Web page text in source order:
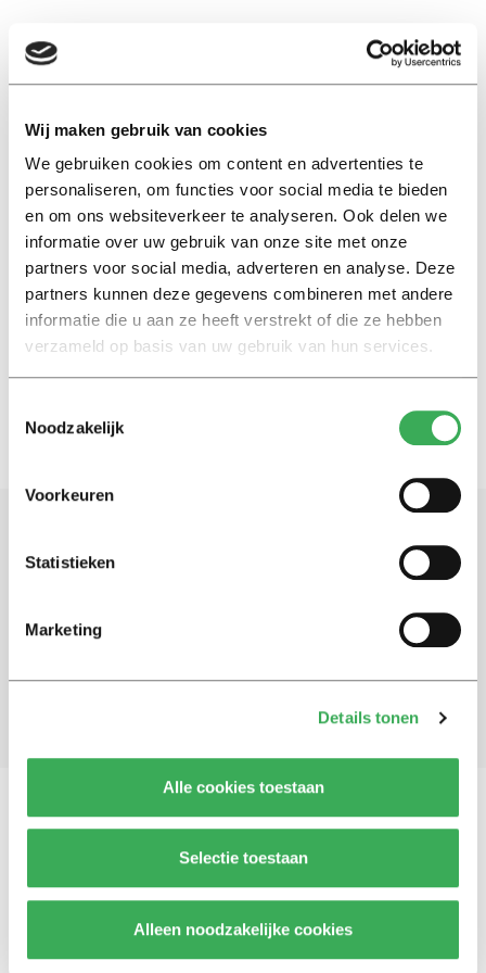
Wij maken gebruik van cookies
We gebruiken cookies om content en advertenties te
personaliseren, om functies voor social media te bieden
en om ons websiteverkeer te analyseren. Ook delen we
informatie over uw gebruik van onze site met onze
partners voor social media, adverteren en analyse. Deze
partners kunnen deze gegevens combineren met andere
informatie die u aan ze heeft verstrekt of die ze hebben
verzameld op basis van uw gebruik van hun services.
Noodzakelijk
Voorkeuren
Statistieken
Marketing
Details tonen
Alle cookies toestaan
Selectie toestaan
Alleen noodzakelijke cookies
EN
ontwikkelingsachterstand
Masterscriptie
Kinderartsen weten niet álles:
met vragen over opvoeding
kunnen ouders beter naar de
GGD
19 oktober 2023
Schrijf je in voor onze nieuwsbrief
Vragen, opmerkingen of tips?Neem contact met
ons op